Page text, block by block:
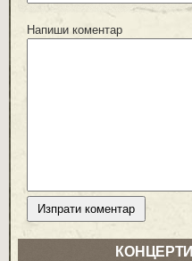
Напиши коментар
КОНЦЕРТИ